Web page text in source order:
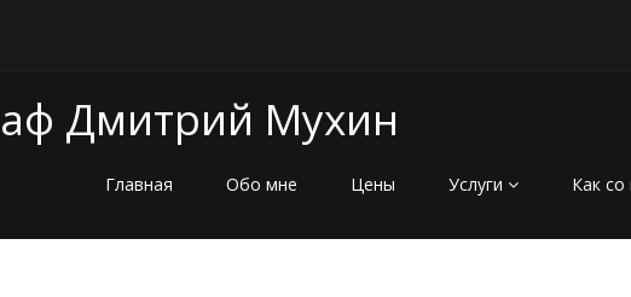
Дмитрий Мухин
Главная Обо мне Цены Услуги Как со